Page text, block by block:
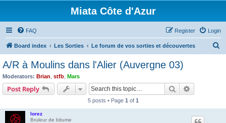
Miata Côte d'Azur
FAQ Login
Register
Board index Les Sorties Le forum de vos sorties et découvertes
A/R à Moulins dans l'Alier (Auvergne 03)
Moderators: Brian stfb Mars
Post Reply Search
5 posts • Page 1 of 1
lorez
Bruleur de bitume